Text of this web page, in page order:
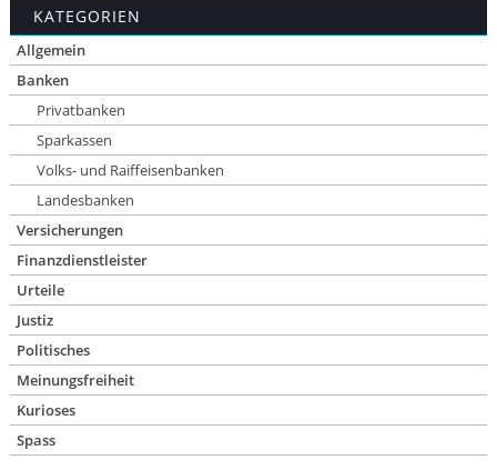
KATEGORIEN
Allgemein
Banken
Privatbanken
Sparkassen
Volks- und Raiffeisenbanken
Landesbanken
Versicherungen
Finanzdienstleister
Urteile
Justiz
Politisches
Meinungsfreiheit
Kurioses
Spass